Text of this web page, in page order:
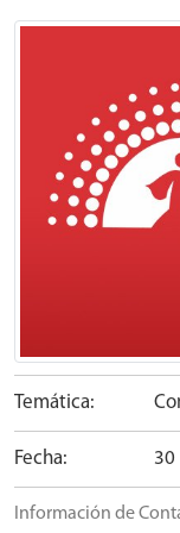
Temática:
Fecha: 30
Información de